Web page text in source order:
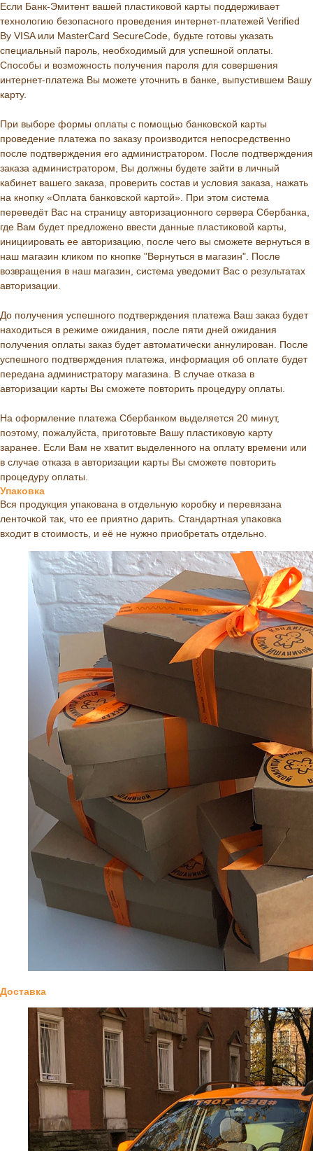
Если Банк-Эмитент вашей пластиковой карты поддерживает
технологию безопасного проведения интернет-платежей Verified
By VISA или MasterCard SecureCode, будьте готовы указать
специальный пароль, необходимый для успешной оплаты.
Способы и возможность получения пароля для совершения
интернет-платежа Вы можете уточнить в банке, выпустившем Вашу
карту.
При выборе формы оплаты с помощью банковской карты
проведение платежа по заказу производится непосредственно
после подтверждения его администратором. После подтверждения
заказа администратором, Вы должны будете зайти в личный
кабинет вашего заказа, проверить состав и условия заказа, нажать
на кнопку «Оплата банковской картой». При этом система
переведёт Вас на страницу авторизационного сервера Сбербанка,
где Вам будет предложено ввести данные пластиковой карты,
инициировать ее авторизацию, после чего вы сможете вернуться в
наш магазин кликом по кнопке "Вернуться в магазин". После
возвращения в наш магазин, система уведомит Вас о результатах
авторизации.
До получения успешного подтверждения платежа Ваш заказ будет
находиться в режиме ожидания, после пяти дней ожидания
получения оплаты заказ будет автоматически аннулирован. После
успешного подтверждения платежа, информация об оплате будет
передана администратору магазина. В случае отказа в
авторизации карты Вы сможете повторить процедуру оплаты.
На оформление платежа Сбербанком выделяется 20 минут,
поэтому, пожалуйста, приготовьте Вашу пластиковую карту
заранее. Если Вам не хватит выделенного на оплату времени или
в случае отказа в авторизации карты Вы сможете повторить
процедуру оплаты.
Упаковка
Вся продукция упакована в отдельную коробку и перевязана
ленточкой так, что ее приятно дарить. Стандартная упаковка
входит в стоимость, и её не нужно приобретать отдельно.
Доставка